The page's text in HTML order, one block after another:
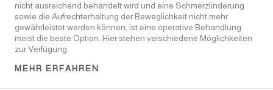
nicht ausreichend behandelt wird und eine Schmerzlinderung
sowie die Aufrechterhaltung der Beweglichkeit nicht mehr
gewährleistet werden können, ist eine operative Behandlung
meist die beste Option. Hier stehen verschiedene Möglichkeiten
zur Verfügung.
MEHR ERFAHREN